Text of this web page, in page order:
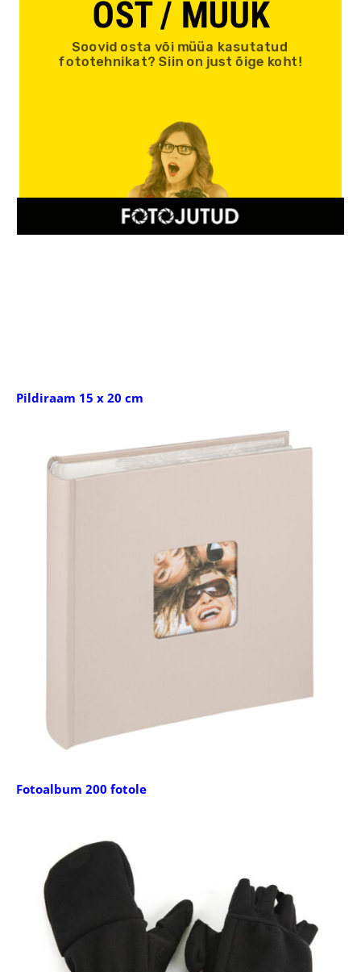
Pildiraam 15 x 20 cm
Fotoalbum 200 fotole